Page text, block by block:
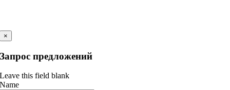
×
Запрос предложений
Leave this field blank
Name